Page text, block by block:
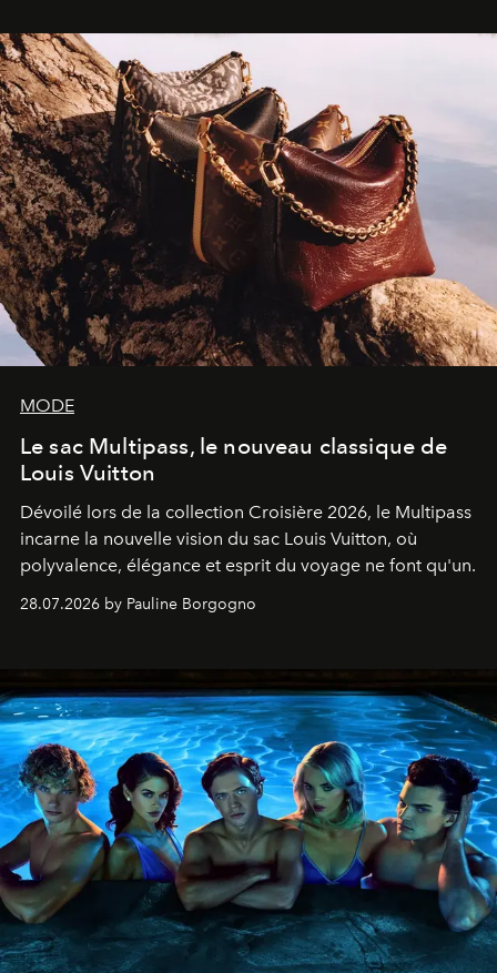
sculpture.
MODE
Le sac Multipass, le nouveau classique de
Louis Vuitton
Dévoilé lors de la collection Croisière 2026, le Multipass
incarne la nouvelle vision du sac Louis Vuitton, où
polyvalence, élégance et esprit du voyage ne font qu'un.
28.07.2026 by Pauline Borgogno